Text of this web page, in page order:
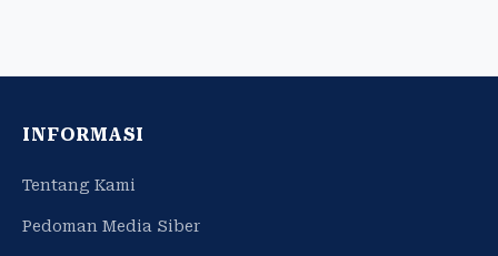
INFORMASI
Tentang Kami
Pedoman Media Siber